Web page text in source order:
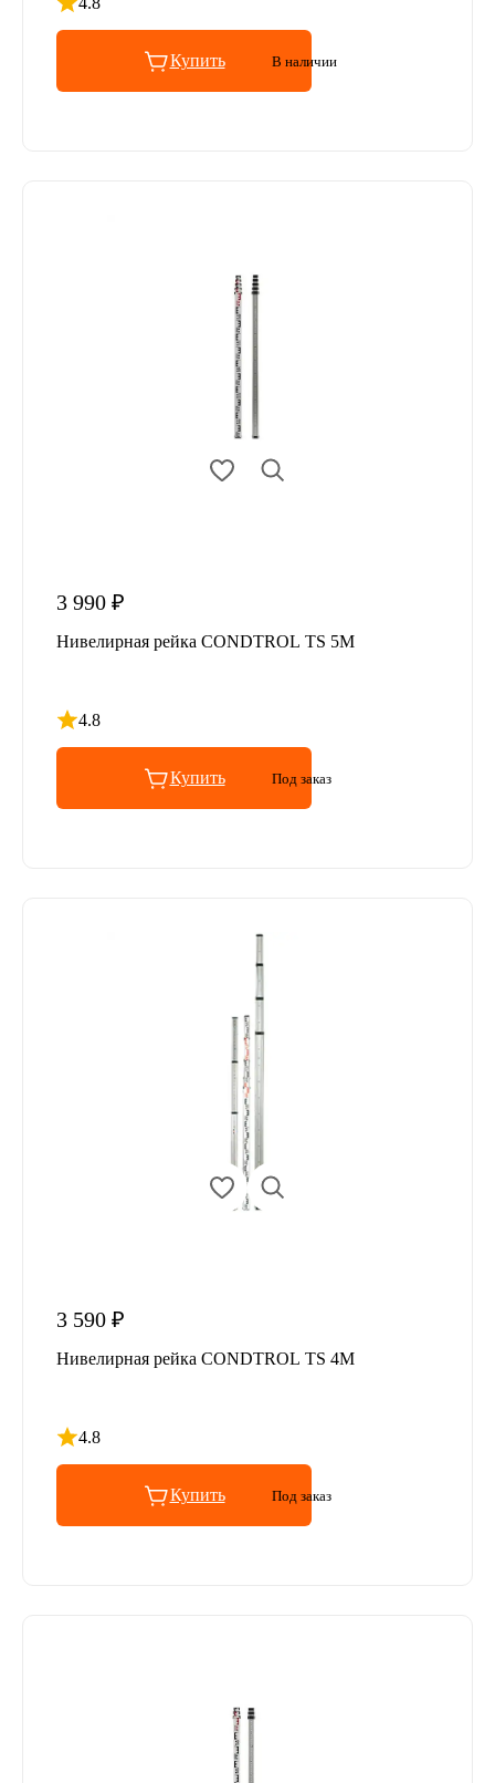
Рейтинг 4.8 из 5
Купить В наличии
3 990 ₽
Нивелирная рейка CONDTROL TS 5M
4.8
Рейтинг 4.8 из 5
Купить Под заказ
3 590 ₽
Нивелирная рейка CONDTROL TS 4M
4.8
Рейтинг 4.8 из 5
Купить Под заказ